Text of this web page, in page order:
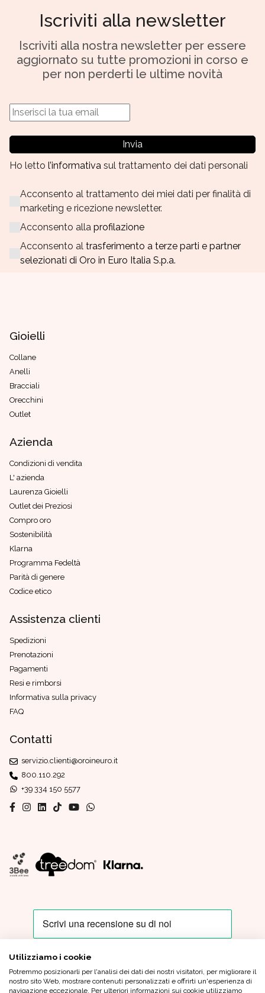
Iscriviti alla newsletter
Iscriviti alla nostra newsletter per essere
aggiornato su tutte promozioni in corso e
per non perderti le ultime novità
Invia
Ho letto l’informativa sul trattamento dei dati personali
Acconsento al trattamento dei miei dati per finalità di
marketing e ricezione newsletter.
Acconsento alla profilazione
Acconsento al trasferimento a terze parti e partner
selezionati di Oro in Euro Italia S.p.a.
Gioielli
Collane
Anelli
Bracciali
Orecchini
Outlet
Azienda
Condizioni di vendita
L' azienda
Laurenza Gioielli
Outlet dei Preziosi
Compro oro
Sostenibilità
Klarna
Programma Fedeltà
Parità di genere
Codice etico
Assistenza clienti
Spedizioni
Prenotazioni
Pagamenti
Resi e rimborsi
Informativa sulla privacy
FAQ
Contatti
servizio.clienti@oroineuro.it
800.110.292
+39 334 150 5577
Oro In Euro Italia S.p.A. - Sede Legale: Piazza IV Novembre, 4 - 20124
Milano - Sede Operativa: Via XX Settembre, 6 - 21013 Gallarate (VA)
Utilizziamo i cookie
Potremmo posizionarli per l'analisi dei dati dei nostri visitatori, per migliorare il
nostro sito Web, mostrare contenuti personalizzati e offrirti un'esperienza di
navigazione eccezionale. Per ulteriori informazioni sui cookie utilizziamo